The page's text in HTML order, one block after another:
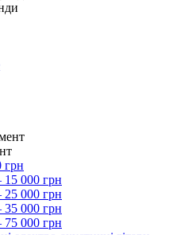
грн
000 грн
000 грн
000 грн
000 грн